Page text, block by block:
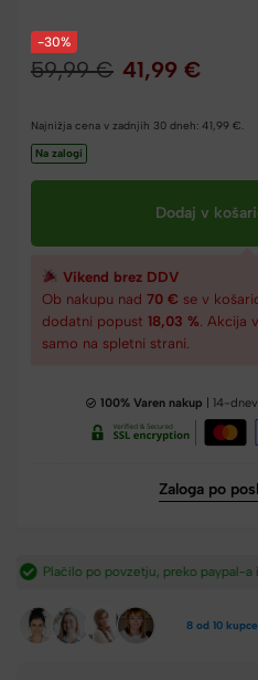
-30%
59,99€ 41,99 €
Najnižja cena v zadnjih 30 dneh: 41,99 €
Na zalogi
Dodaj v
Vikend brez DDV
Ob nakupu nad 70 € se v
dodatni popust 18,03 % . Akcija
samo na spletni strani.
100% Varen nakup | 14-
Zaloga po
Hitra dostava iz Slovenije v 2-4
8 od 10